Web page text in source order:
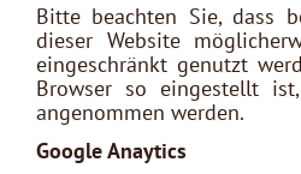
Bitte beachten Sie, dass
dieser Website
eingeschränkt genutzt
Browser so eingestellt
angenommen werden.
Google Anaytics